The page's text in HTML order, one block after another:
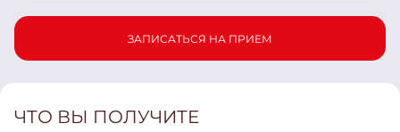
ЗАПИСАТЬСЯ НА ПРИЕМ
ЧТО ВЫ ПОЛУЧИТЕ